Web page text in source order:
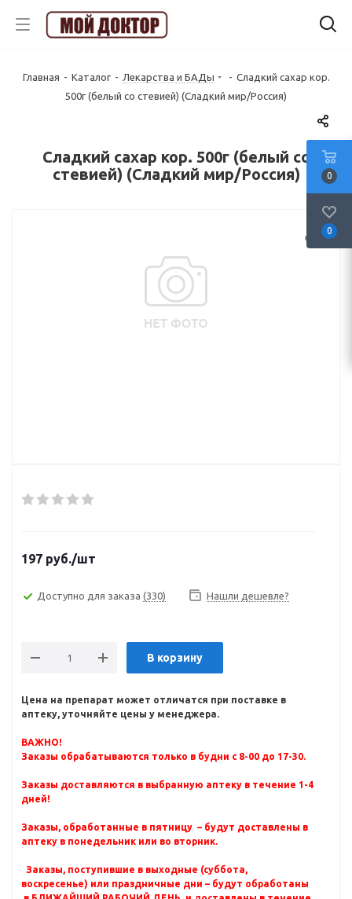
Главная - Каталог - Лекарства и БАДы - Сладкий сахар кор.
500г (белый со стевией) (Сладкий мир/Россия)
Сладкий сахар кор. 500г (белый со
стевией) (Сладкий мир/Россия)
197 руб./шт
Доступно для заказа (330) Нашли дешевле?
В корзину
Цена на препарат может отличатся при поставке в
аптеку, уточняйте цены у менеджера.
ВАЖНО!
Заказы обрабатываются только в будни с 8-00 до 17-30.
Заказы доставляются в выбранную аптеку в течение 1-4
дней!
Заказы, обработанные в пятницу – будут доставлены в
аптеку в понедельник или во вторник.
Заказы, поступившие в выходные (суббота,
воскресенье) или праздничные дни – будут обработаны
0
0